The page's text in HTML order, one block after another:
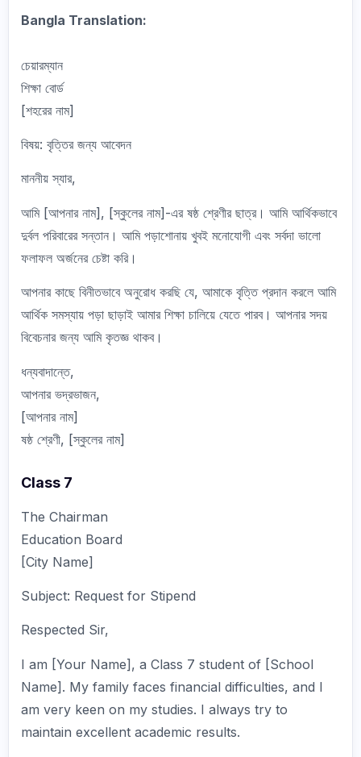
Bangla Translation:
চেয়ারম্যান
শিক্ষা বোর্ড
[শহরের নাম]
বিষয়: বৃত্তির জন্য আবেদন
মাননীয় স্যার,
আমি [আপনার নাম], [স্কুলের নাম]-এর ষষ্ঠ শ্রেণীর ছাত্র। আমি আর্থিকভাবে
দুর্বল পরিবারের সন্তান। আমি পড়াশোনায় খুবই মনোযোগী এবং সর্বদা ভালো
ফলাফল অর্জনের চেষ্টা করি।
আপনার কাছে বিনীতভাবে অনুরোধ করছি যে, আমাকে বৃত্তি প্রদান করলে আমি
আর্থিক সমস্যায় পড়া ছাড়াই আমার শিক্ষা চালিয়ে যেতে পারব। আপনার সদয়
বিবেচনার জন্য আমি কৃতজ্ঞ থাকব।
ধন্যবাদান্তে,
আপনার ভদ্রভাজন,
[আপনার নাম]
ষষ্ঠ শ্রেণী, [স্কুলের নাম]
Class 7
The Chairman
Education Board
[City Name]
Subject: Request for Stipend
Respected Sir,
I am [Your Name], a Class 7 student of [School
Name]. My family faces financial difficulties, and I
am very keen on my studies. I always try to
maintain excellent academic results.